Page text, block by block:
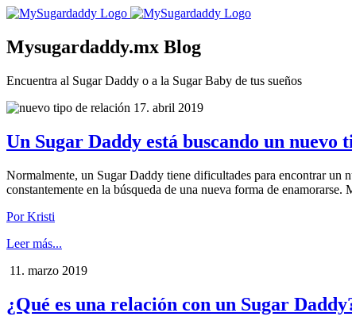
Mysugardaddy.mx Blog
Encuentra al Sugar Daddy o a la Sugar Baby de tus sueños
17. abril 2019
Un Sugar Daddy está buscando un nuevo
Normalmente, un Sugar Daddy tiene dificultades para encontrar un
constantemente en la búsqueda de una nueva forma de
Por Kristi
Leer más...
11. marzo 2019
¿Qué es una relación con un Sugar